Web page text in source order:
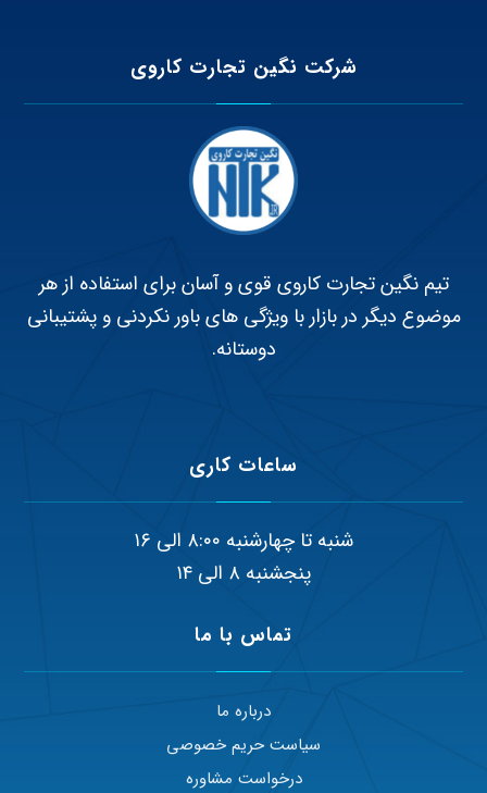
شرکت نگین تجارت کاروی
تیم نگین تجارت کاروی قوی و آسان برای استفاده از هر
موضوع دیگر در بازار با ویژگی های باور نکردنی و پشتیبانی
دوستانه.
ساعات کاری
شنبه تا چهارشنبه ۸:۰۰ الی ۱۶
پنجشنبه ۸ الی ۱۴
تماس با ما
درباره ما
سیاست حریم خصوصی
درخواست مشاوره